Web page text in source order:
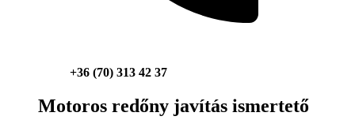
+36 (70) 313 42 37
Motoros redőny javítás ismertető